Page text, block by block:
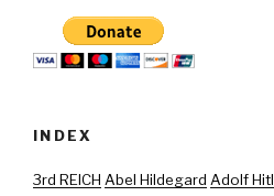
INDEX
3rd REICH Abel Hildegard Adolf